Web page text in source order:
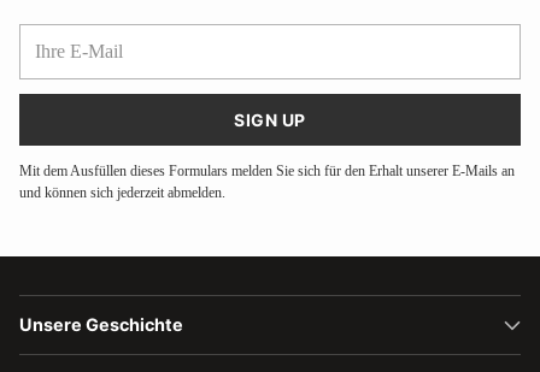
SIGN UP
Mit dem Ausfüllen dieses Formulars melden Sie sich für den Erhalt unserer E-Mails an
und können sich jederzeit abmelden.
Unsere Geschichte